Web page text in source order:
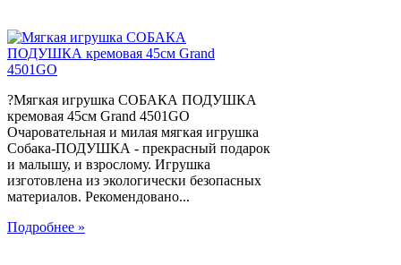
?Мягкая игрушка СОБАКА ПОДУШКА
кремовая 45см Grand 4501GO
Очаровательная и милая мягкая игрушка
Собака-ПОДУШКА - прекрасный подарок
и малышу, и взрослому. Игрушка
изготовлена из экологически безопасных
материалов. Рекомендовано...
Подробнее »